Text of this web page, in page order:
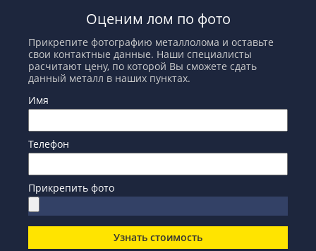
Оценим лом по фото
Прикрепите фотографию металлолома и оставьте
свои контактные данные. Наши специалисты
расчитают цену, по которой Вы сможете сдать
данный металл в наших пунктах.
Имя
Телефон
Прикрепить фото
Узнать стоимость